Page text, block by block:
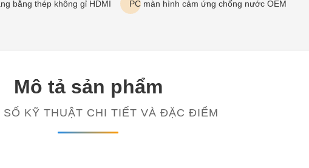
bằng thép không gỉ HDMI PC màn hình cảm ứng chống nước OEM
Mô tả sản phẩm
SỐ KỸ THUẬT CHI TIẾT VÀ ĐẶC ĐIỂM